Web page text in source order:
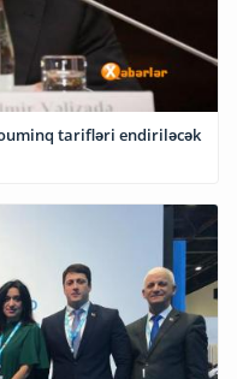
tarifləri endiriləcək